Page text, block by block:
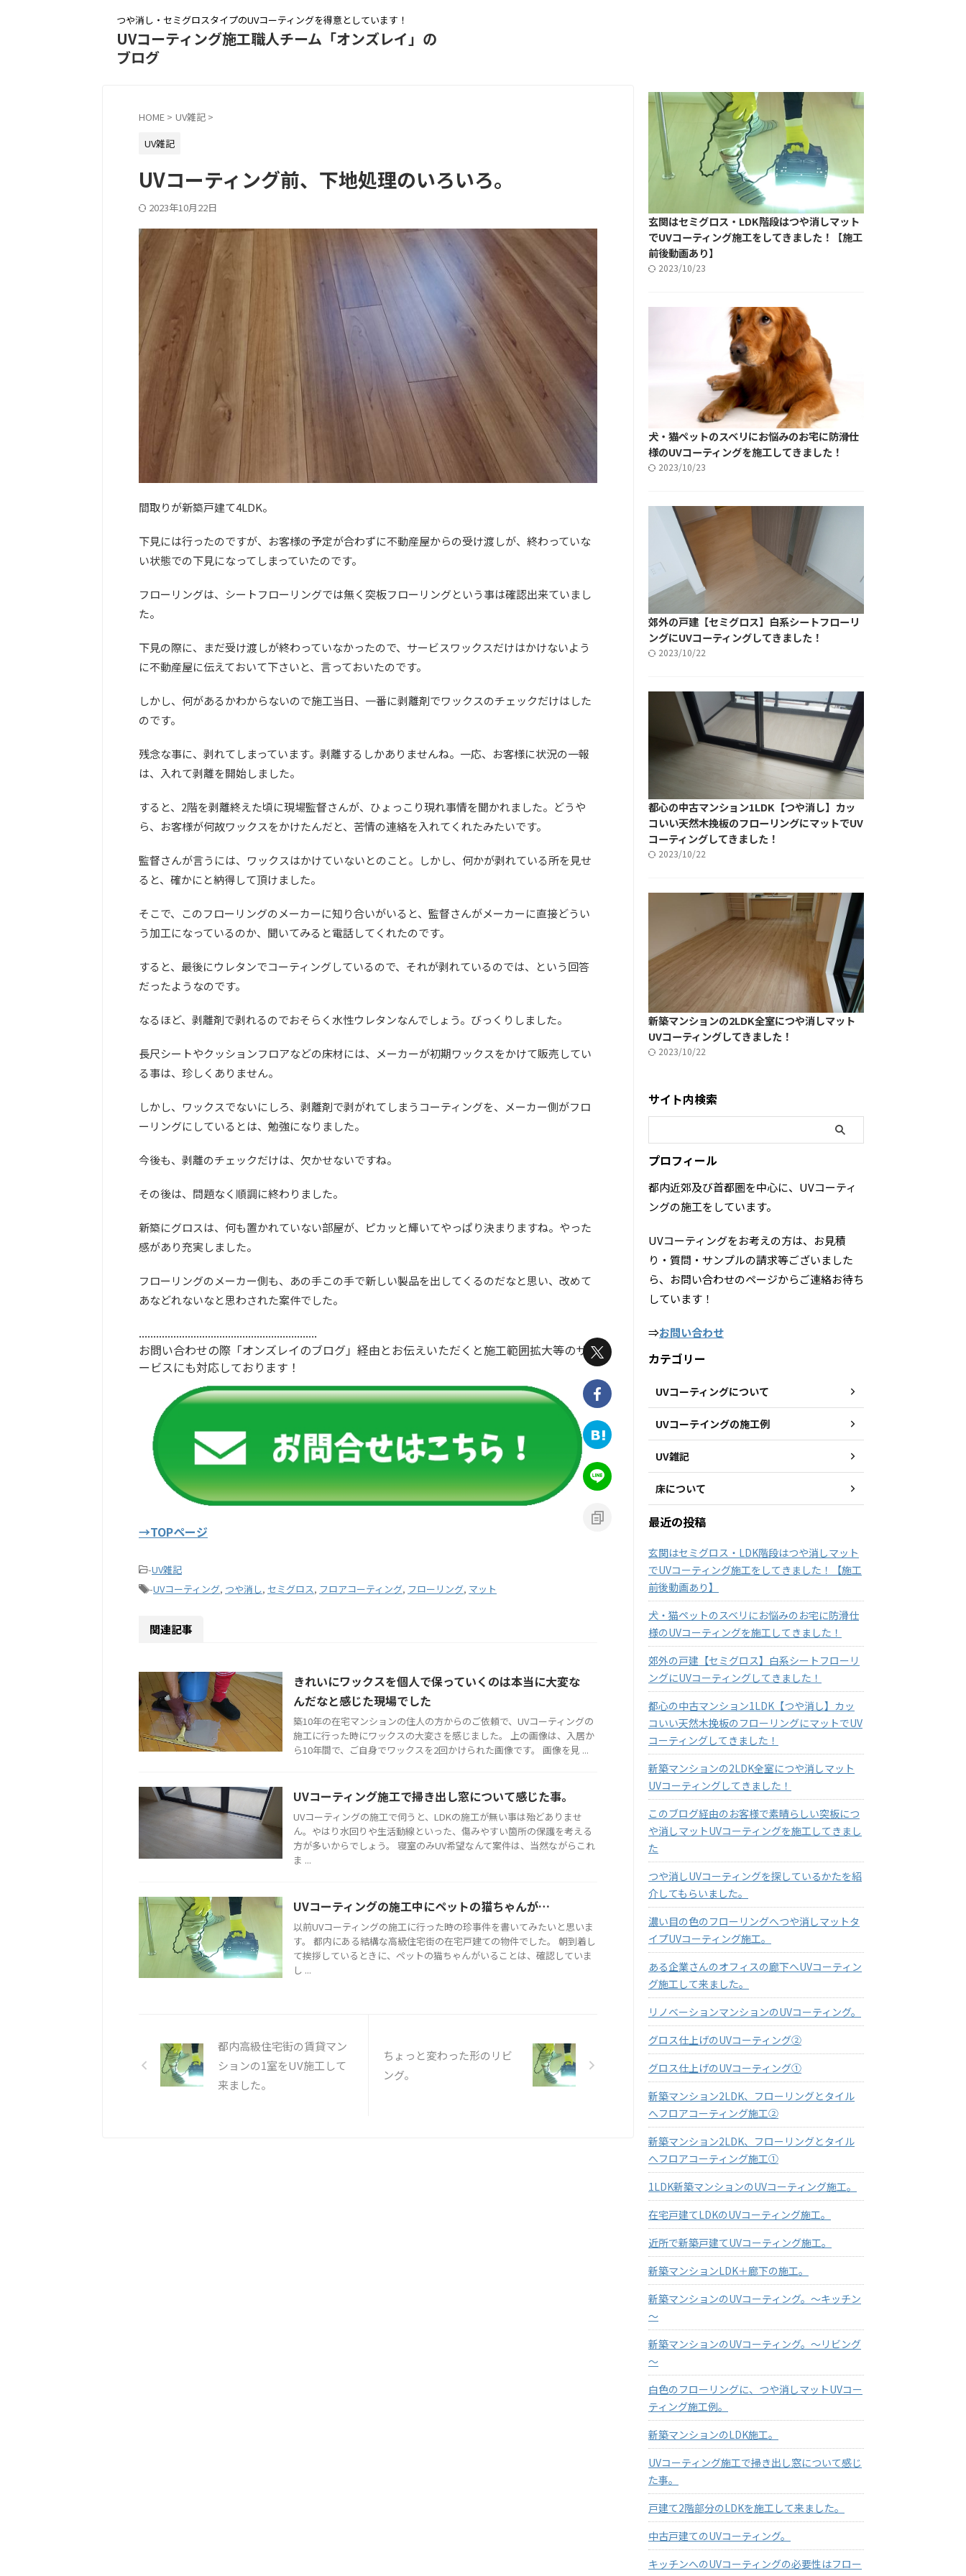
つや消し・セミグロスタイプのUVコーティングを得意としています！
UVコーティング施工職人チーム「オンズレイ」の
ブログ
HOME > UV雑記 >
UV雑記
UVコーティング前、下地処理のいろいろ。
2023年10月22日
間取りが新築戸建て4LDK。
下見には行ったのですが、お客様の予定が合わずに不動産屋からの受け渡しが、終わっていな
い状態での下見になってしまっていたのです。
フローリングは、シートフローリングでは無く突板フローリングという事は確認出来ていまし
た。
下見の際に、まだ受け渡しが終わっていなかったので、サービスワックスだけはかけないよう
に不動産屋に伝えておいて下さいと、言っておいたのです。
しかし、何があるかわからないので施工当日、一番に剥離剤でワックスのチェックだけはした
のです。
残念な事に、剥れてしまっています。剥離するしかありませんね。一応、お客様に状況の一報
は、入れて剥離を開始しました。
すると、2階を剥離終えた頃に現場監督さんが、ひょっこり現れ事情を聞かれました。どうや
ら、お客様が何故ワックスをかけたんだと、苦情の連絡を入れてくれたみたいです。
監督さんが言うには、ワックスはかけていないとのこと。しかし、何かが剥れている所を見せ
ると、確かにと納得して頂けました。
そこで、このフローリングのメーカーに知り合いがいると、監督さんがメーカーに直接どうい
う加工になっているのか、聞いてみると電話してくれたのです。
すると、最後にウレタンでコーティングしているので、それが剥れているのでは、という回答
だったようなのです。
なるほど、剥離剤で剥れるのでおそらく水性ウレタンなんでしょう。びっくりしました。
長尺シートやクッションフロアなどの床材には、メーカーが初期ワックスをかけて販売してい
る事は、珍しくありません。
しかし、ワックスでないにしろ、剥離剤で剥がれてしまうコーティングを、メーカー側がフロ
ーリングにしているとは、勉強になりました。
今後も、剥離のチェックだけは、欠かせないですね。
その後は、問題なく順調に終わりました。
新築にグロスは、何も置かれていない部屋が、ピカッと輝いてやっぱり決まりますね。やった
感があり充実しました。
フローリングのメーカー側も、あの手この手で新しい製品を出してくるのだなと思い、改めて
あなどれないなと思わされた案件でした。
..............................................................
お問い合わせの際「オンズレイのブログ」経由とお伝えいただくと施工範囲拡大等のサ
ービスにも対応しております！
→TOPページ
-UV雑記
-UVコーティング, つや消し, セミグロス, フロアコーティング, フローリング, マット
関連記事
きれいにワックスを個人で保っていくのは本当に大変な
んだなと感じた現場でした
築10年の在宅マンションの住人の方からのご依頼で、UVコーティングの
施工に行った時にワックスの大変さを感じました。 上の画像は、入居か
ら10年間で、ご自身でワックスを2回かけられた画像です。 画像を見 ...
UVコーティング施工で掃き出し窓について感じた事。
UVコーティングの施工で伺うと、LDKの施工が無い事は殆どありませ
ん。やはり水回りや生活動線といった、傷みやすい箇所の保護を考える
方が多いからでしょう。 寝室のみUV希望なんて案件は、当然ながらこれ
ま ...
UVコーティングの施工中にペットの猫ちゃんが…
以前UVコーティングの施工に行った時の珍事件を書いてみたいと思いま
す。 都内にある結構な高級住宅街の在宅戸建ての物件でした。 朝到着し
て挨拶しているときに、ペットの猫ちゃんがいることは、確認していま
し ...
都内高級住宅街の賃貸マン
ションの1室をUV施工して
来ました。
ちょっと変わった形のリビ
ング。
玄関はセミグロス・LDK階段はつや消しマット
でUVコーティング施工をしてきました！【施工
前後動画あり】
2023/10/23
犬・猫ペットのスベリにお悩みのお宅に防滑仕
様のUVコーティングを施工してきました！
2023/10/23
郊外の戸建【セミグロス】白系シートフローリ
ングにUVコーティングしてきました！
2023/10/22
都心の中古マンション1LDK【つや消し】カッ
コいい天然木挽板のフローリングにマットでUV
コーティングしてきました！
2023/10/22
新築マンションの2LDK全室につや消しマット
UVコーティングしてきました！
2023/10/22
サイト内検索
プロフィール
都内近郊及び首都圏を中心に、UVコーティ
ングの施工をしています。
UVコーティングをお考えの方は、お見積
り・質問・サンプルの請求等ございました
ら、お問い合わせのページからご連絡お待ち
しています！
⇒お問い合わせ
カテゴリー
UVコーティングについて
UVコーテイングの施工例
UV雑記
床について
最近の投稿
玄関はセミグロス・LDK階段はつや消しマット
でUVコーティング施工をしてきました！【施工
前後動画あり】
犬・猫ペットのスベリにお悩みのお宅に防滑仕
様のUVコーティングを施工してきました！
郊外の戸建【セミグロス】白系シートフローリ
ングにUVコーティングしてきました！
都心の中古マンション1LDK【つや消し】カッ
コいい天然木挽板のフローリングにマットでUV
コーティングしてきました！
新築マンションの2LDK全室につや消しマット
UVコーティングしてきました！
このブログ経由のお客様で素晴らしい突板につ
や消しマットUVコーティングを施工してきまし
た
つや消しUVコーティングを探しているかたを紹
介してもらいました。
濃い目の色のフローリングへつや消しマットタ
イプUVコーティング施工。
ある企業さんのオフィスの廊下へUVコーティン
グ施工して来ました。
リノベーションマンションのUVコーティング。
グロス仕上げのUVコーティング②
グロス仕上げのUVコーティング①
新築マンション2LDK、フローリングとタイル
へフロアコーティング施工②
新築マンション2LDK、フローリングとタイル
へフロアコーティング施工①
1LDK新築マンションのUVコーティング施工。
在宅戸建てLDKのUVコーティング施工。
近所で新築戸建てUVコーティング施工。
新築マンションLDK＋廊下の施工。
新築マンションのUVコーティング。～キッチン
～
新築マンションのUVコーティング。～リビング
～
白色のフローリングに、つや消しマットUVコー
ティング施工例。
新築マンションのLDK施工。
UVコーティング施工で掃き出し窓について感じ
た事。
戸建て2階部分のLDKを施工して来ました。
中古戸建てのUVコーティング。
キッチンへのUVコーティングの必要性はフロー